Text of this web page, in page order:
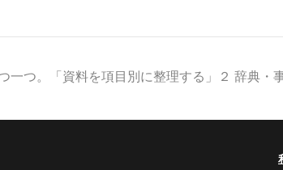
一つ。「資料を項目別に整理する」２ 辞典・